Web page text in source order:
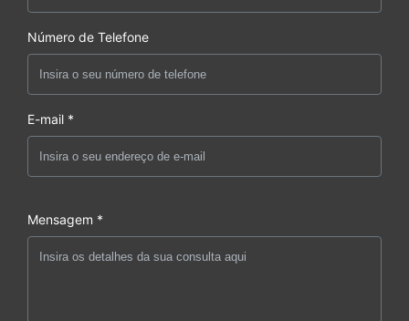
Número de Telefone
E-mail *
Mensagem *